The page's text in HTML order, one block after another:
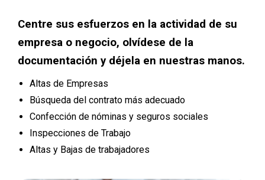
Centre sus esfuerzos en la actividad de su
empresa o negocio, olvídese de la
documentación y déjela en nuestras manos.
Altas de Empresas
Búsqueda del contrato más adecuado
Confección de nóminas y seguros sociales
Inspecciones de Trabajo
Altas y Bajas de trabajadores